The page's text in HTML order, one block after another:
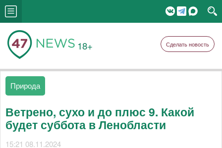
18+ Сделать новость
Природа
Ветрено, сухо и до плюс 9. Какой
будет суббота в Ленобласти
15:21 08.11.2024